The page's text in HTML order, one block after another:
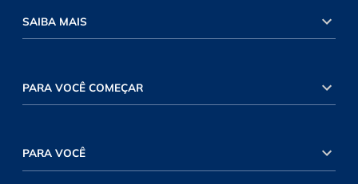
SAIBA MAIS
PARA VOCÊ COMEÇAR
PARA VOCÊ